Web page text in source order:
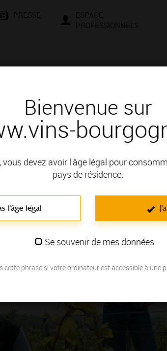
Bienvenue sur
devez avoir l'âge légal pour
pays de résidence.
l'âge légal
Se souvenir de mes données
cette phrase si votre ordinateur est accessible à une
signatures de renom